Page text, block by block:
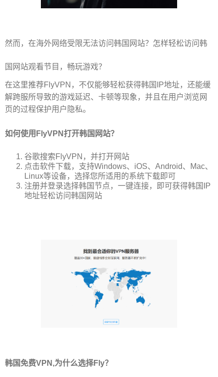
然而，在海外网络受限无法访问韩国网站？怎样轻松访问韩
国网站观看节目，畅玩游戏？
在这里推荐FlyVPN，不仅能够轻松获得韩国IP地址，还能缓
解跨服所导致的游戏延迟、卡顿等现象，并且在用户浏览网
页的过程保护用户隐私。
如何使用FlyVPN打开韩国网站？
谷歌搜索FlyVPN，并打开网站
点击软件下载，支持Windows、iOS、Android、Mac、
Linux等设备，选择您所适用的系统下载即可
注册并登录选择韩国节点，一键连接，即可获得韩国IP
地址轻松访问韩国网站
韩国免费VPN,为什么选择Fly？